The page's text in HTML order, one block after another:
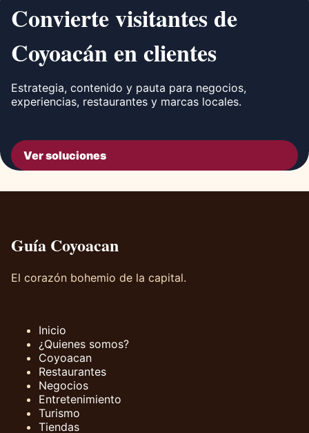
Convierte visitantes de
Coyoacán en clientes
Estrategia, contenido y pauta para negocios,
experiencias, restaurantes y marcas locales.
Ver soluciones
Guía Coyoacan
El corazón bohemio de la capital.
Inicio
¿Quienes somos?
Coyoacan
Restaurantes
Negocios
Entretenimiento
Turismo
Tiendas